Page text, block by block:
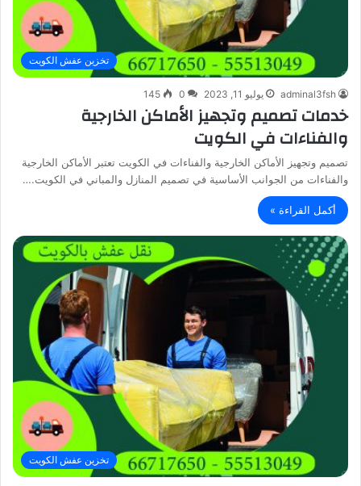
تخزين عفش الكويت
adminal3fsh يوليو 11, 2023 0
145
خدمات تصميم وتجهيز الأماكن الخارجية
والفناءات في الكويت
تصميم وتجهيز الأماكن الخارجية والفناءات في الكويت تعتبر الأماكن الخارجية
والفناءات من الجوانب الأساسية في تصميم المنازل والمباني في الكويت.…
أكمل القراءة »
تخزين عفش الكويت